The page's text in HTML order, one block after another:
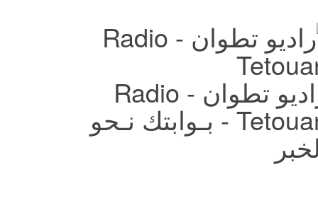
راديو تطوان - Radio
Tetouan - بـوابتك نـحو